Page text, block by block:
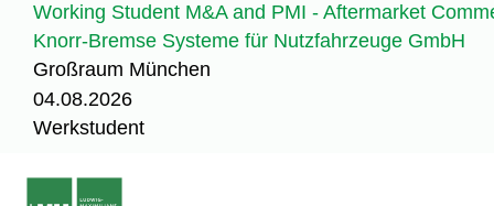
Working Student M&A and PMI - Aftermarket
Knorr-Bremse Systeme für Nutzfahrzeuge GmbH
Großraum München
04.08.2026
Werkstudent